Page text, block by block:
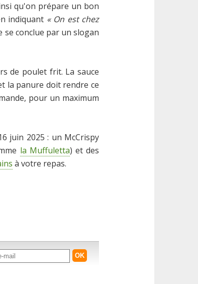
qu'on prépare un bon
indiquant « On est chez
se conclue par un slogan
de poulet frit. La sauce
la panure doit rendre ce
pour un maximum
juin 2025 : un McCrispy
la Muffuletta) et des
à votre repas.